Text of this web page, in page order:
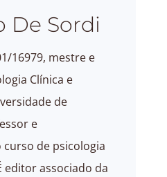
De Sordi
16979, mestre e
Clínica e
de
e
de psicologia
editor associado da